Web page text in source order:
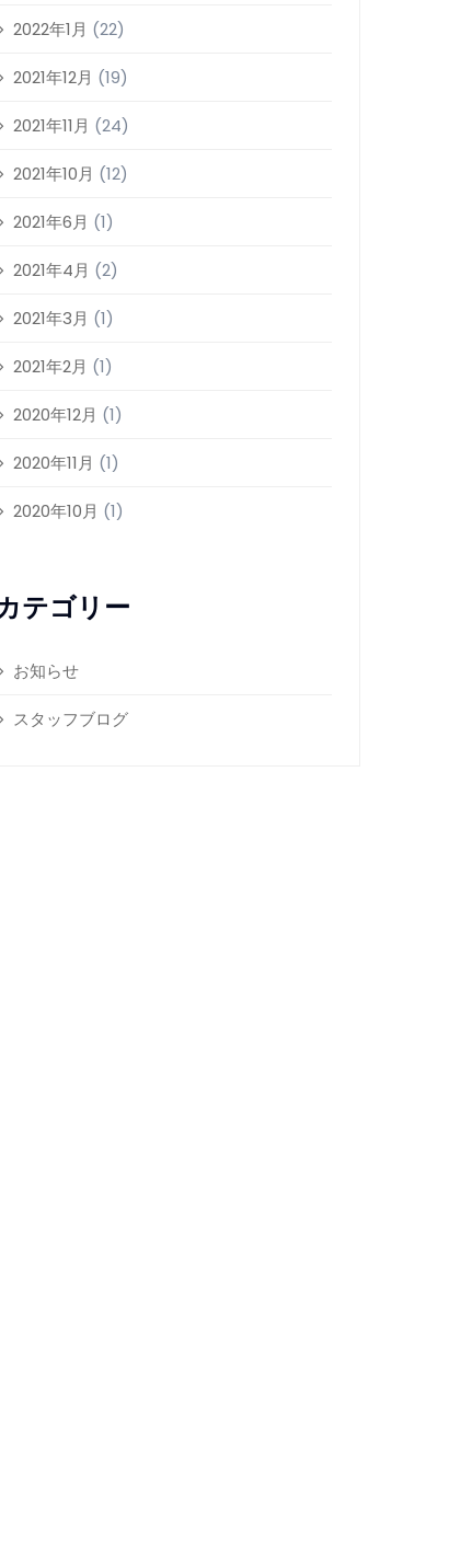
2022年1月 (22)
2021年12月 (19)
2021年11月 (24)
2021年10月 (12)
2021年6月 (1)
2021年4月 (2)
2021年3月 (1)
2021年2月 (1)
2020年12月 (1)
2020年11月 (1)
2020年10月 (1)
テゴリー
お知らせ
スタッフブログ